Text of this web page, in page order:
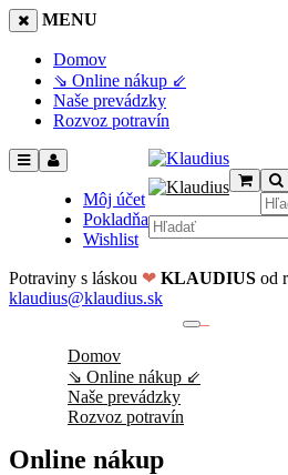
MENU
Domov
⇘ Online nákup ⇙
Naše prevádzky
Rozvoz potravín
Môj účet
Pokladňa
Wishlist
Potraviny s láskou ❤ KLAUDIUS od
klaudius@klaudius.sk
Domov
⇘ Online nákup ⇙
Naše prevádzky
Rozvoz potravín
Online nákup